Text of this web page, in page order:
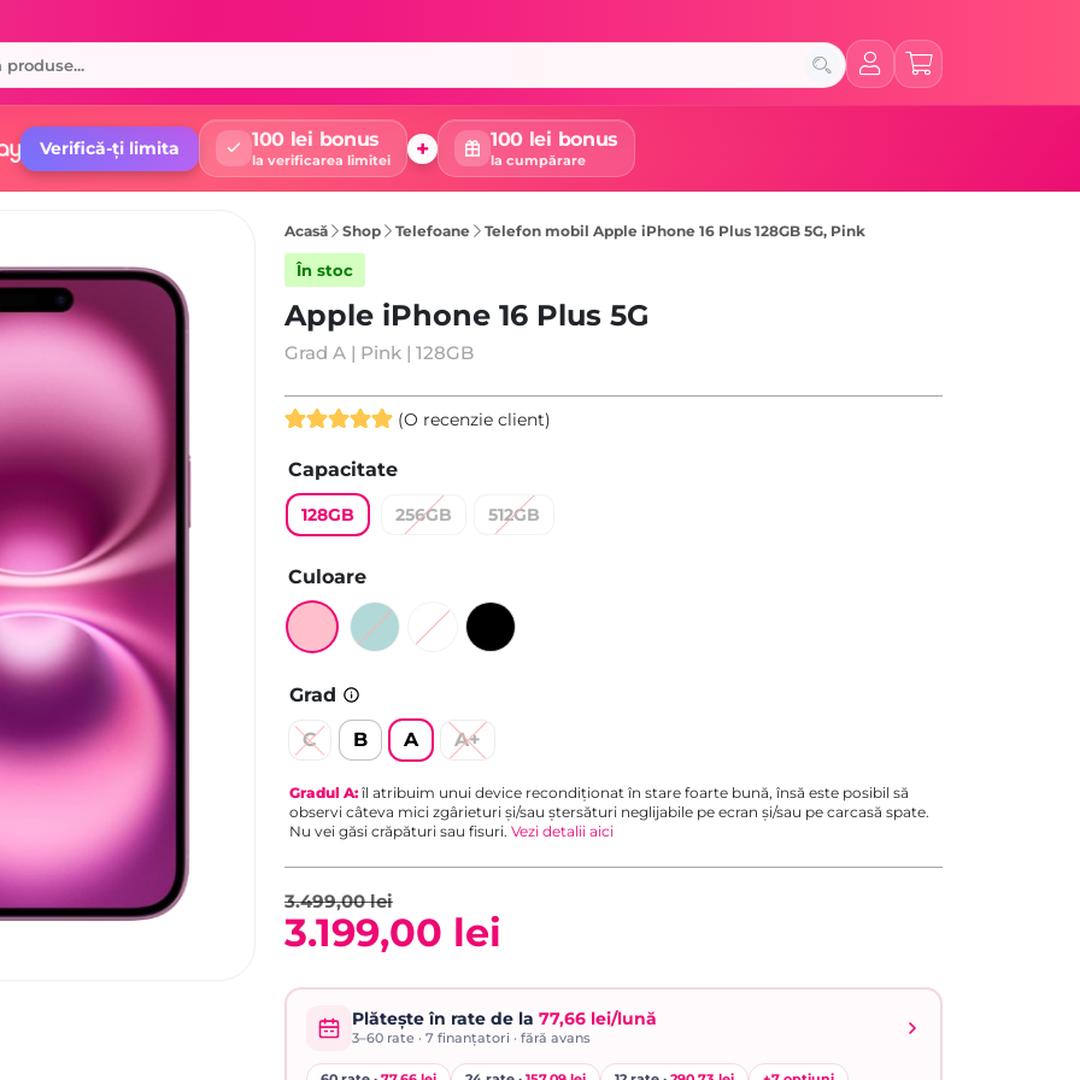
Verifică-ți limita 100 lei bonus
la verificarea limitei + 100 lei bonus
la cumpărare
Acasă Shop Telefoane Telefon mobil Apple iPhone 16 Plus 128GB 5G, Pink
În stoc
Apple iPhone 16 Plus 5G
Grad A | Pink | 128GB
5.00din 5
pe baza
unei singure
evaluări
(O recenzie client)
Capacitate
128GB 256GB 512GB
Culoare
Grad
A+
A
B
C
Gradul A: îl atribuim unui device recondiționat în stare foarte bună, însă este posibil să
observi câteva mici zgârieturi și/sau ștersături neglijabile pe ecran și/sau pe carcasă spate.
Nu vei găsi crăpături sau fisuri. Vezi detalii aici
3.499,00lei
inițial
3.199,00 lei
curent
este:
Plătește în rate de la 77,66 lei/lună
3–60rate · 7 finanțatori · fără avans